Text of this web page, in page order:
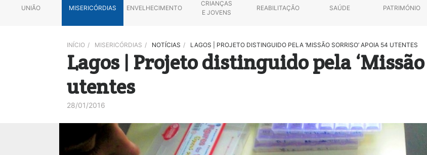
UNIÃO MISERICÓRDIAS ENVELHECIMENTO
CRIANÇAS
E JOVENS
REABILITAÇÃO SAÚDE PATRIMÓNIO
INÍCIO / MISERICÓRDIAS / NOTÍCIAS / LAGOS | PROJETO DISTINGUIDO PELA ‘MISSÃO SORRISO’ APOIA 54 UTENTES
Lagos | Projeto distinguido pela ‘Missão
utentes
28/01/2016